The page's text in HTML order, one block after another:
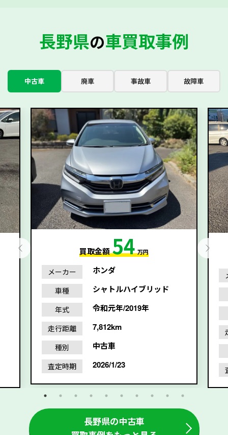
長野県の車買取事例
中古車 廃車 事故車 故障車
買取金額54 万円
メーカー ホンダ
車種 シャトルハイブリッド
年式 令和元年/2019年
走行距離 7,812km
種別 中古車
査定時期 2026/1/23
長野県の中古車